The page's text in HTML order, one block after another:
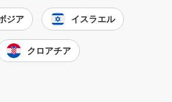
ジア イスラエル
クロアチア